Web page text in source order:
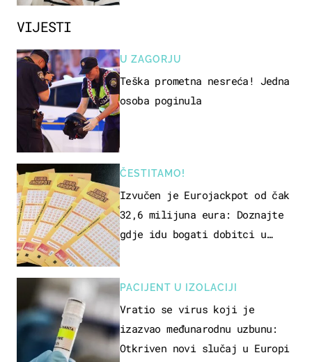
VIJESTI
U ZAGORJU
Teška prometna nesreća! Jedna
osoba poginula
ČESTITAMO!
Izvučen je Eurojackpot od čak
32,6 milijuna eura: Doznajte
gdje idu bogati dobitci u
PACIJENT U IZOLACIJI
Vratio se virus koji je
izazvao međunarodnu uzbunu:
Otkriven novi slučaj u Europi